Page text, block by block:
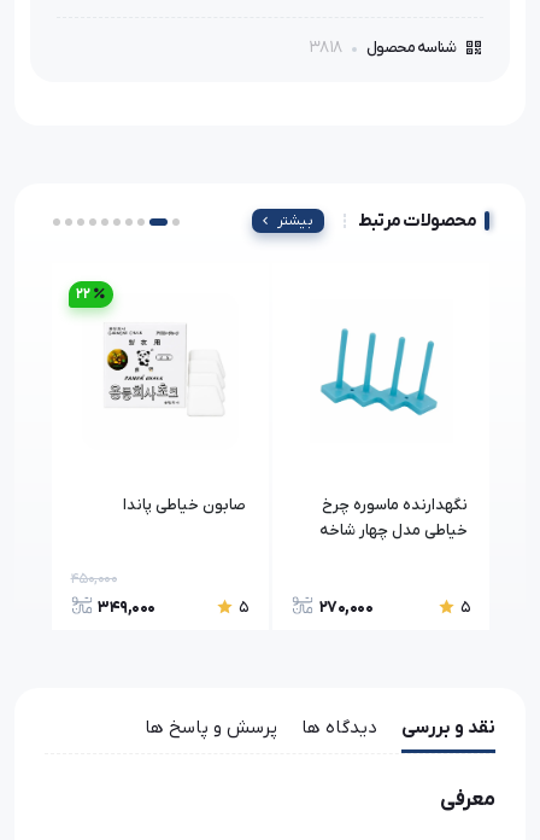
شناسه محصول 3818
محصولات مرتبط بیشتر
نگهدارنده ماسوره چرخ
خیاطی مدل چهار شاخه
5
270,000
صابون خیاطی پاندا
5
450,000
349,000
22
نقد و بررسی دیدگاه ها پرسش و پاسخ ها
معرفی